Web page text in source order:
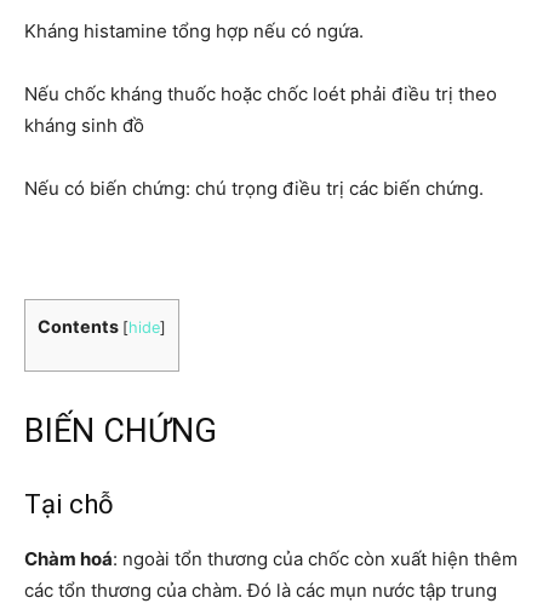
Kháng histamine tổng hợp nếu có ngứa.
Nếu chốc kháng thuốc hoặc chốc loét phải điều trị theo
kháng sinh đồ
Nếu có biến chứng: chú trọng điều trị các biến chứng.
Contents [hide]
BIẾN CHỨNG
Tại chỗ
Chàm hoá: ngoài tổn thương của chốc còn xuất hiện thêm
các tổn thương của chàm. Đó là các mụn nước tập trung